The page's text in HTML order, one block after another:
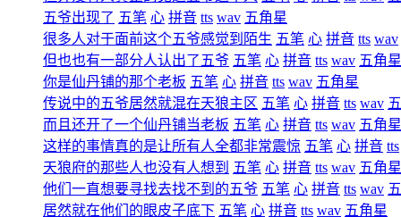
五爷出现了 五笔 心 拼音 tts wav 五角星
很多人对于面前这个五爷感觉到陌生 五笔 心 拼音 tts wav
但也也有一部分人认出了五爷 五笔 心 拼音 tts wav 五角星
你是仙丹铺的那个老板 五笔 心 拼音 tts wav 五角星
传说中的五爷居然就混在天狼主区 五笔 心 拼音 tts wav
而且还开了一个仙丹铺当老板 五笔 心 拼音 tts wav 五角星
这样的事情真的是让所有人全都非常震惊 五笔 心 拼音 tts
天狼府的那些人也没有人想到 五笔 心 拼音 tts wav 五角星
他们一直想要寻找去找不到的五爷 五笔 心 拼音 tts wav
居然就在他们的眼皮子底下 五笔 心 拼音 tts wav 五角星